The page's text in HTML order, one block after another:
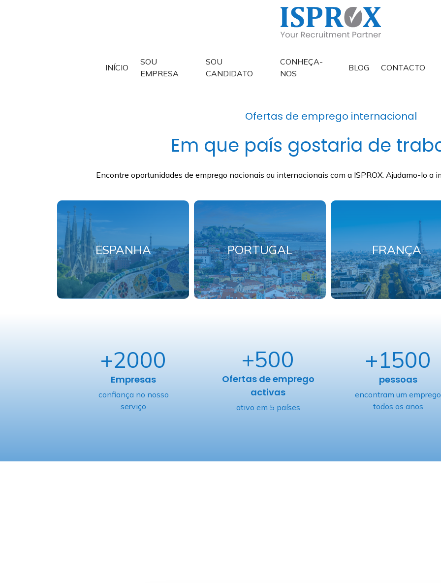
INÍCIO
SOU
EMPRESA
SOU
CANDIDATO
CONHEÇA-
NOS
BLOG CONTACTO
Ofertas de emprego internacional
Em que país gostaria de
Encontre oportunidades de emprego nacionais ou internacionais com a ISPROX. Ajudamo-lo a
ESPANHA PORTUGAL FRANÇA
+2000
Empresas
confiança no nosso
serviço
+500
Ofertas de emprego
activas
ativo em 5 países
+1500
pessoas
encontram um emprego
todos os anos